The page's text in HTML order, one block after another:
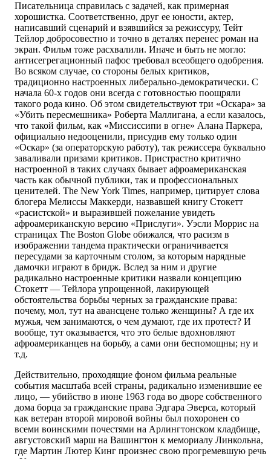
Писательница справилась с задачей, как примерная
хорошистка. Соответственно, друг ее юности, актер,
написавший сценарий и взявшийся за режиссуру, Тейт
Тейлор добросовестно и точно в деталях перенес роман на
экран. Фильм тоже расхвалили. Иначе и быть не могло:
антисегрегационный пафос требовал всеобщего одобрения.
Во всяком случае, со стороны белых критиков,
традиционно настроенных либерально-демократически. С
начала 60-х годов они всегда с готовностью поощряли
такого рода кино. Об этом свидетельствуют три «Оскара» за
«Убить пересмешника» Роберта Маллигана, а если казалось,
что такой фильм, как «Миссиссипи в огне» Алана Паркера,
официально недооценили, присудив ему только один
«Оскар» (за операторскую работу), так режиссера буквально
заваливали призами критиков. Пристрастно критично
настроенной в таких случаях бывает афроамериканская
часть как обычной публики, так и профессиональных
ценителей. The New York Times, например, цитирует слова
блогера Мелиссы Маккерди, назвавшей книгу Стокетт
«расистской» и выразившей пожелание увидеть
афроамериканскую версию «Прислуги». Уэсли Моррис на
страницах The Boston Globe обижался, что расизм в
изображении тандема практически ограничивается
пересудами за карточным столом, за которым нарядные
дамочки играют в бридж. Вслед за ним и другие
радикально настроенные критики назвали концепцию
Стокетт — Тейлора упрощенной, лакирующей
обстоятельства борьбы черных за гражданские права:
почему, мол, тут на авансцене только женщины? А где их
мужья, чем занимаются, о чем думают, где их протест? И
вообще, тут оказывается, что это белые вдохновляют
афроамериканцев на борьбу, а сами они беспомощны; ну и
т.д.
Действительно, проходящие фоном фильма реальные
события масштаба всей страны, радикально изменившие ее
лицо, — убийство в июне 1963 года во дворе собственного
дома борца за гражданские права Эдгара Эверса, который
как ветеран второй мировой войны был похоронен со
всеми воинскими почестями на Арлингтонском кладбище,
августовский марш на Вашингтон к мемориалу Линкольна,
где Мартин Лютер Кинг произнес свою прогремевшую речь